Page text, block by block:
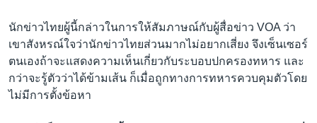
นักข่าวไทยผู้นี้กล่าวในการให้สัมภาษณ์กับผู้สื่อข่าว VOA ว่า
เขาสังหรณ์ใจว่านักข่าวไทยส่วนมากไม่อยากเสี่ยง จึงเซ็นเซอร์
ตนเองถ้าจะแสดงความเห็นเกี่ยวกับระบอบปกครองทหาร และ
กว่าจะรู้ตัวว่าได้ข้ามเส้น ก็เมื่อถูกทางการทหารควบคุมตัวโดย
ไม่มีการตั้งข้อหา